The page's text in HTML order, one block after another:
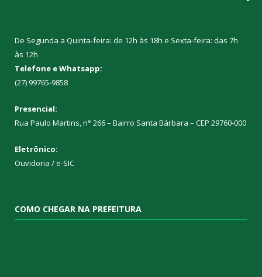
De Segunda a Quinta-feira: de 12h às 18h e Sexta-feira: das 7h
às 12h
Telefone e Whatsapp:
(27) 99765-9858
Presencial:
Rua Paulo Martins, n° 266 – Bairro Santa Bárbara – CEP 29760-000
Eletrônico:
Ouvidoria /e-SIC
COMO CHEGAR NA PREFEITURA